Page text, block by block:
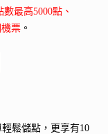
數最高5000點、
機票 。
鬆儲點，更享有10